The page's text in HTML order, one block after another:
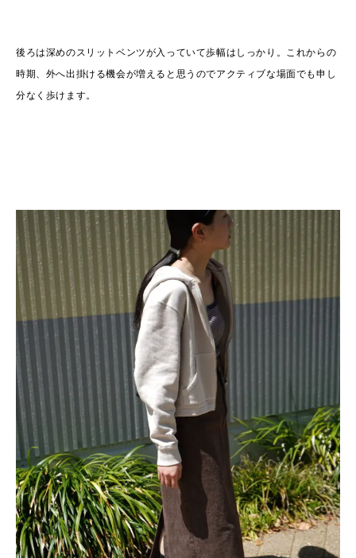
後ろは深めのスリットベンツが入っていて歩幅はしっかり。これからの
時期、外へ出掛ける機会が増えると思うのでアクティブな場面でも申し
分なく歩けます。